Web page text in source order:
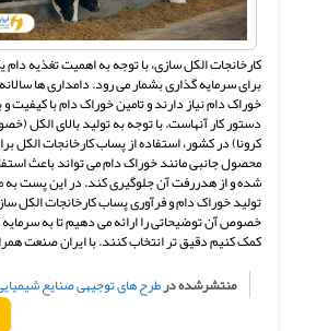
کارخانجات الکل سازی، با توجه به اهمیت تغذیه
برای سرمایه گذاری بشمار می رود. دامداری ها
خوراک دام نیاز دارند و تامین خوراک دام با کیفیت
دستور کار آنهاست. با توجه به تولید بالای الکل
کرونا) در کشور، استفاده از پساب کارخانجات الکل
محصول جانبی مانند خوراک دام می تواند باعث
شده و از هدررفت آن جلوگیری کند. در این پست به
تولید خوراک دام و فرآوری پساب کارخانجات الکل
خصوص آن توضیحاتی را ارائه می دهیم تا به سرمایه
کمک کنیم دقیق تر انتخاب کنند. با ایران صنعت
منتشرشده درطرح های توجیهی صنایع